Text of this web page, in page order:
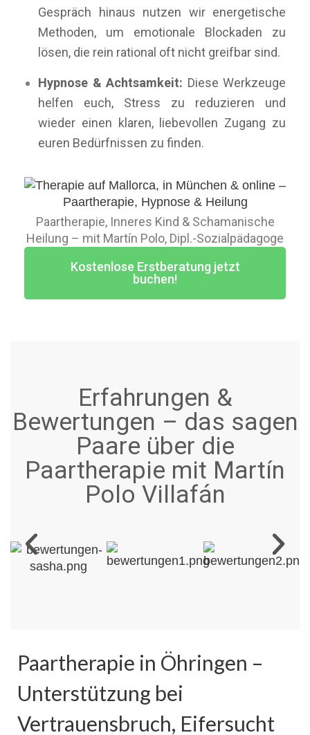
Gespräch hinaus nutzen wir energetische
Methoden, um emotionale Blockaden zu
lösen, die rein rational oft nicht greifbar sind.
Hypnose & Achtsamkeit: Diese Werkzeuge
helfen euch, Stress zu reduzieren und
wieder einen klaren, liebevollen Zugang zu
euren Bedürfnissen zu finden.
Paartherapie, Inneres Kind & Schamanische
Heilung – mit Martín Polo, Dipl.-Sozialpädagoge
Kostenlose Erstberatung jetzt
buchen!
Erfahrungen &
Bewertungen – das sagen
Paare über die
Paartherapie mit Martín
Polo Villafán
Paartherapie in Öhringen –
Unterstützung bei
Vertrauensbruch, Eifersucht